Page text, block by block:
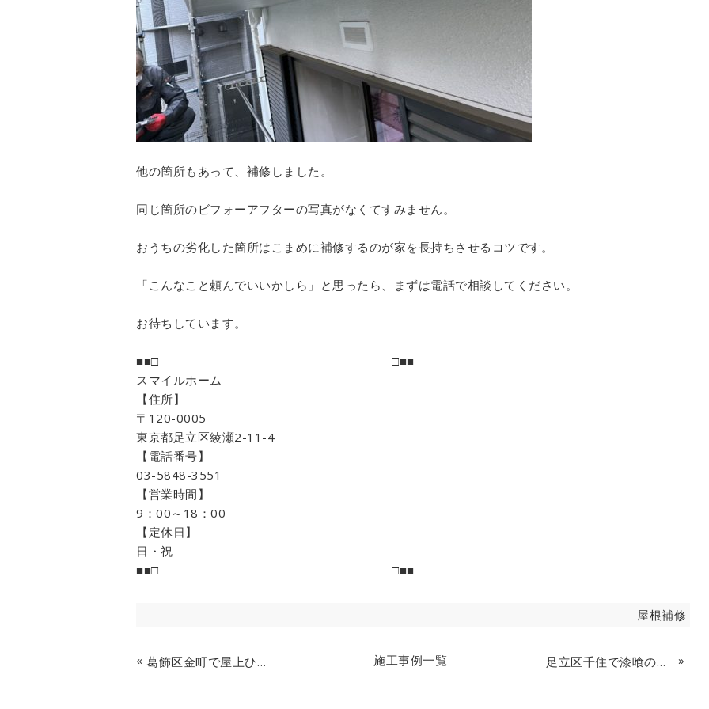
他の箇所もあって、補修しました。
同じ箇所のビフォーアフターの写真がなくてすみません。
おうちの劣化した箇所はこまめに補修するのが家を長持ちさせるコツです。
「こんなこと頼んでいいかしら」と思ったら、まずは電話で相談してください。
お待ちしています。
■■□―――――――――――――――――――□■■
スマイルホーム
【住所】
〒120-0005
東京都足立区綾瀬2-11-4
【電話番号】
03-5848-3551
【営業時間】
9：00～18：00
【定休日】
日・祝
■■□―――――――――――――――――――□■■
屋根補修
« 葛飾区金町で屋上ひび割れ補修 施工事例一覧 足立区千住で漆喰の補修 »